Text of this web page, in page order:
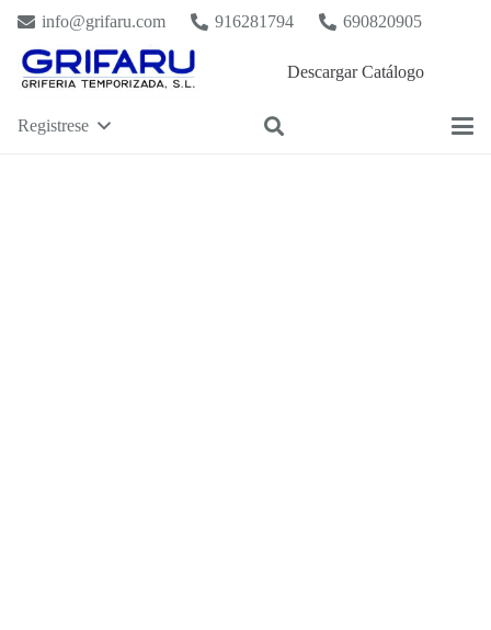
info@grifaru.com 916281794 690820905
Descargar Catálogo
Registrese